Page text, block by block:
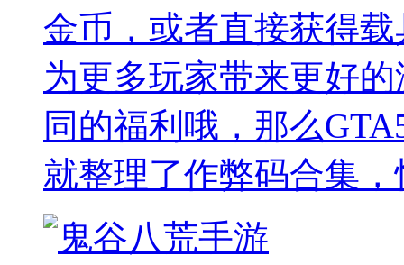
金币，或者直接获得
为更多玩家带来更好
同的福利哦，那么
就整理了作弊码合集